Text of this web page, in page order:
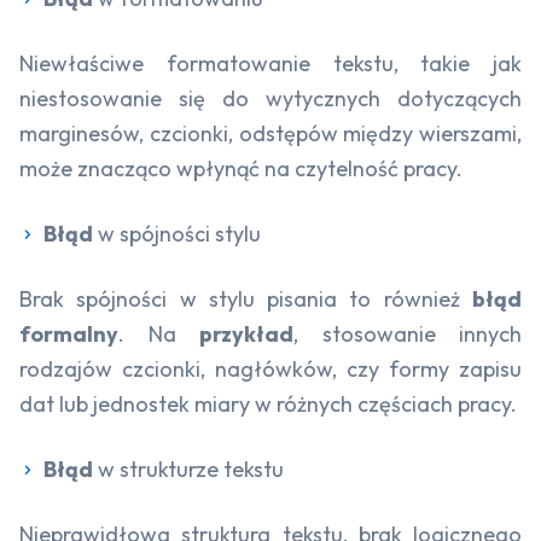
Niewłaściwe formatowanie tekstu, takie jak
niestosowanie się do wytycznych dotyczących
marginesów, czcionki, odstępów między wierszami,
może znacząco wpłynąć na czytelność pracy.
Błąd w spójności stylu
Brak spójności w stylu pisania to również błąd
formalny. Na przykład, stosowanie innych
rodzajów czcionki, nagłówków, czy formy zapisu
dat lub jednostek miary w różnych częściach pracy.
Błąd w strukturze tekstu
Nieprawidłowa struktura tekstu, brak logicznego